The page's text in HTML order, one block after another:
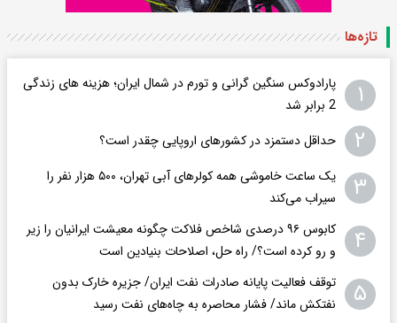
تازه‌ها
۱
پارادوکس سنگین گرانی و تورم در شمال ایران؛ هزینه های زندگی
2 برابر ‌شد
۲ حداقل دستمزد در کشورهای اروپایی چقدر است؟
۳
یک ساعت خاموشی همه کولرهای آبی تهران، ۵۰۰ هزار نفر را
سیراب می‌کند
۴
کابوس ۹۶ درصدی شاخص فلاکت چگونه معیشت ایرانیان را زیر
و رو کرده است؟/ راه حل، اصلاحات بنیادین است
۵
توقف فعالیت پایانه صادرات نفت ایران/ جزیره خارک بدون
نفتکش ماند/ فشار محاصره به چاه‌های نفت رسید